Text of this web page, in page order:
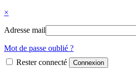
×
Adresse mail
Mot de passe oublié ?
Rester connecté